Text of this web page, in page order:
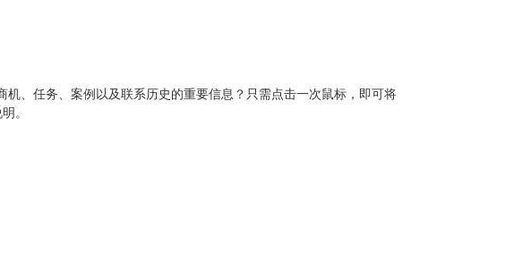
、任务、案例以及联系历史的重要信息？只需点击一次鼠标，即可将
。